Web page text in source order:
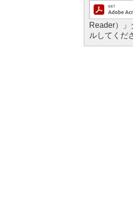
Reader）
ルしてくだ